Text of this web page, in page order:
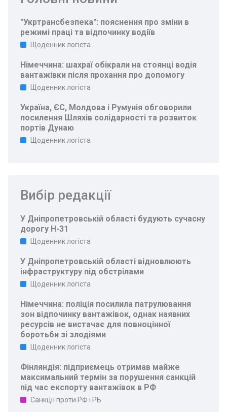
"Укртрансбезпека": пояснення про зміни в
режимі праці та відпочинку водіїв
Щоденник логіста
Німеччина: шахраї обікрали на стоянці водія
вантажівки після прохання про допомогу
Щоденник логіста
Україна, ЄС, Молдова і Румунія обговорили
посилення Шляхів солідарності та розвиток
портів Дунаю
Щоденник логіста
Вибір редакції
У Дніпропетровській області будують сучасну
дорогу Н-31
Щоденник логіста
У Дніпропетровській області відновлюють
інфраструктуру під обстрілами
Щоденник логіста
Німеччина: поліція посилила патрулювання
зон відпочинку вантажівок, однак наявних
ресурсів не вистачає для повноцінної
боротьби зі злодіями
Щоденник логіста
Фінляндія: підприємець отримав майже
максимальний термін за порушення санкцій
під час експорту вантажівок в РФ
Санкції проти РФ і РБ